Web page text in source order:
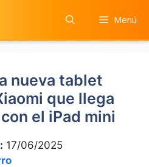
Menú
nueva tablet
que llega
el iPad mini
17/06/2025